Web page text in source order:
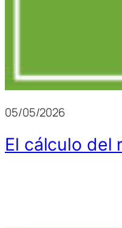
05/05/2026
El cálculo del